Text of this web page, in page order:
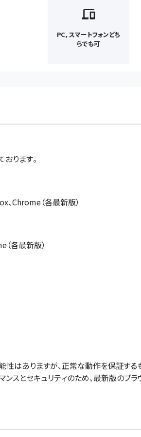
PC, スマートフォンどち
らでも可
ります。
、Chrome（各最新版）
（各最新版）
はありますが、正常な動作を保証する
ンスとセキュリティのため、最新版のブラ